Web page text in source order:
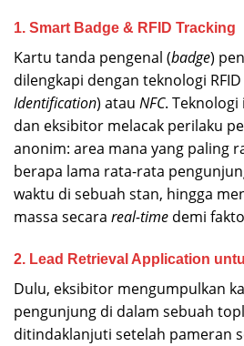
1. Smart Badge & RFID Tracking
Kartu tanda pengenal (badge)
dilengkapi dengan teknologi RFID
Identification) atau NFC. Teknologi
dan eksibitor melacak perilaku
anonim: area mana yang paling
berapa lama rata-rata
waktu di sebuah stan, hingga
massa secara real-time demi
2. Lead Retrieval Application
Dulu, eksibitor mengumpulkan
pengunjung di dalam sebuah
ditindaklanjuti setelah pameran